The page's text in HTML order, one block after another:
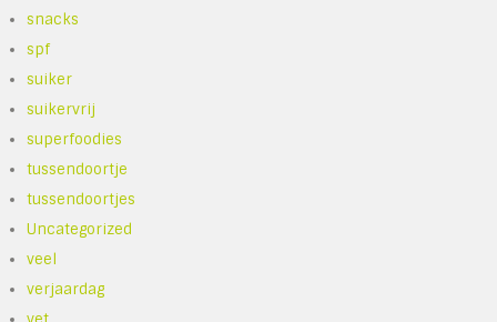
snacks
spf
suiker
suikervrij
superfoodies
tussendoortje
tussendoortjes
Uncategorized
veel
verjaardag